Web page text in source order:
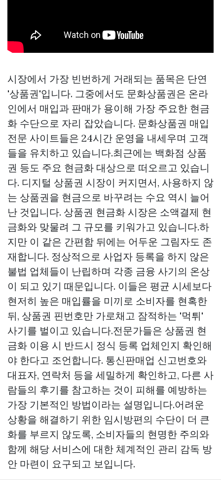
시장에서 가장 빈번하게 거래되는 품목은 단연
'상품권'입니다. 그중에서도 문화상품권은 온라
인에서 매입과 판매가 용이해 가장 주요한 현금
화 수단으로 자리 잡았습니다. 문화상품권 매입
전문 사이트들은 24시간 운영을 내세우며 고객
들을 유치하고 있습니다.최근에는 백화점 상품
권 등도 주요 현금화 대상으로 떠오르고 있습니
다. 디지털 상품권 시장이 커지면서, 사용하지 않
는 상품권을 현금으로 바꾸려는 수요 역시 늘어
난 것입니다. 상품권 현금화 시장은 소액결제 현
금화와 맞물려 그 규모를 키워가고 있습니다.하
지만 이 같은 간편함 뒤에는 어두운 그림자도 존
재합니다. 정상적으로 사업자 등록을 하지 않은
불법 업체들이 난립하며 각종 금융 사기의 온상
이 되고 있기 때문입니다. 이들은 평균 시세보다
현저히 높은 매입률을 미끼로 소비자를 현혹한
뒤, 상품권 핀번호만 가로채고 잠적하는 '먹튀'
사기를 벌이고 있습니다.전문가들은 상품권 현
금화 이용 시 반드시 정식 등록 업체인지 확인해
야 한다고 조언합니다. 통신판매업 신고번호와
대표자, 연락처 등을 세밀하게 확인하고, 다른 사
람들의 후기를 참고하는 것이 피해를 예방하는
가장 기본적인 방법이라는 설명입니다.어려운
상황을 해결하기 위한 임시방편의 수단이 더 큰
화를 부르지 않도록, 소비자들의 현명한 주의와
함께 해당 서비스에 대한 체계적인 관리 감독 방
안 마련이 요구되고 보입니다.